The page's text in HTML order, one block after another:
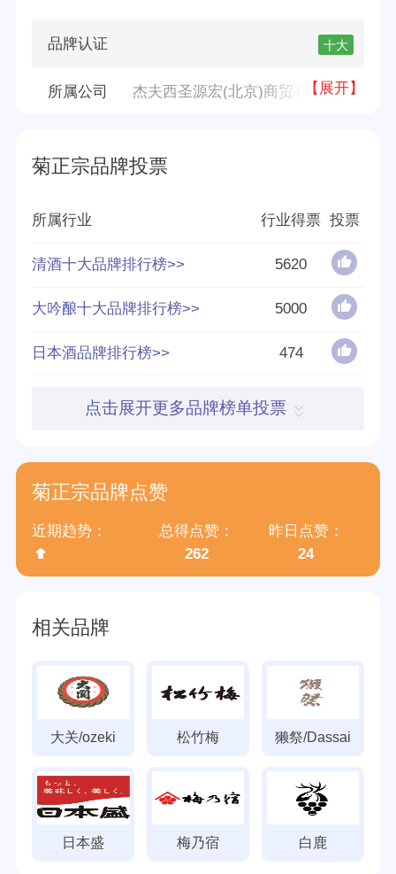
品牌认证 十大
所属公司 杰夫西圣源宏(北京)商贸有限公司
【展开】
菊正宗品牌投票
所属行业 行业得票 投票
清酒十大品牌排行榜>> 5620
大吟酿十大品牌排行榜>> 5000
日本酒品牌排行榜>> 474
点击展开更多品牌榜单投票
菊正宗品牌点赞
近期趋势：
总得点赞：
262
昨日点赞：
24
相关品牌
大关/ozeki 松竹梅 獭祭/Dassai
日本盛 梅乃宿 白鹿